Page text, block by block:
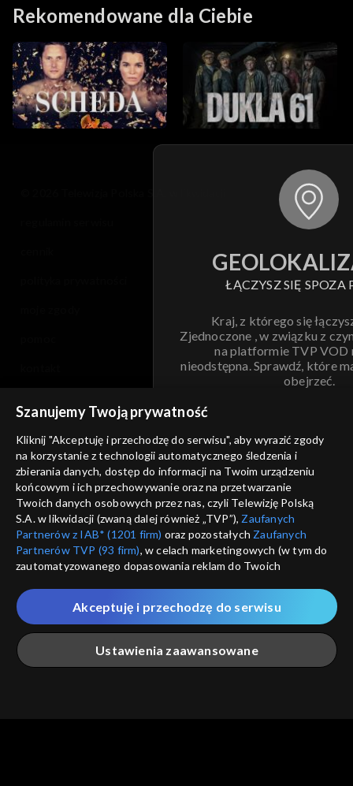
Rekomendowane dla Ciebie
ŁĄCZYSZ SIĘ SPOZA
Kraj, z którego się
Zjednoczone , w związku z
na platformie TVP VOD
nieodstępna. Sprawdź, które
obejrzeć.
ANULUJ
informacje o dostawcy usług
Szanujemy Twoją prywatność
Kliknij "Akceptuję i przechodzę do serwisu", aby wyrazić zgody
na korzystanie z technologii automatycznego śledzenia i
zbierania danych, dostęp do informacji na Twoim urządzeniu
końcowym i ich przechowywanie oraz na przetwarzanie
Twoich danych osobowych przez nas, czyli Telewizję Polską
S.A. w likwidacji (zwaną dalej również „TVP”), Zaufanych
Partnerów z IAB* (1201 firm) oraz pozostałych Zaufanych
Partnerów TVP (93 firm), w celach marketingowych (w tym do
zautomatyzowanego dopasowania reklam do Twoich
które wskazujemy poniżej, a także zgody na udostępnianie
przez nas identyfikatora PPID do Google.
Twoje dane osobowe zbierane podczas odwiedzania przez
Ciebie naszych
poszczególnych serwisówzwanych dalej
„Portalem”, w tym informacje zapisywane za pomocą
Ustawienia zaawansowane
Akceptuję i przechodzę do serwisu